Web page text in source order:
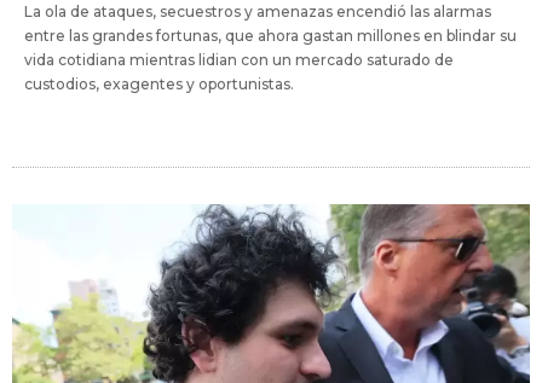
La ola de ataques, secuestros y amenazas encendió las alarmas
entre las grandes fortunas, que ahora gastan millones en blindar su
vida cotidiana mientras lidian con un mercado saturado de
custodios, exagentes y oportunistas.